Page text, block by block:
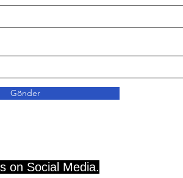
Gönder
on Social Media.